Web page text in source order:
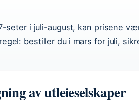
seter i juli-august, kan prisene
bestiller du i mars for juli,
av utleieselskaper